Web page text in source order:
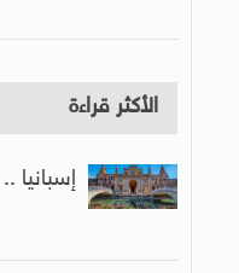
الأكثر قراءة
إسبانيا